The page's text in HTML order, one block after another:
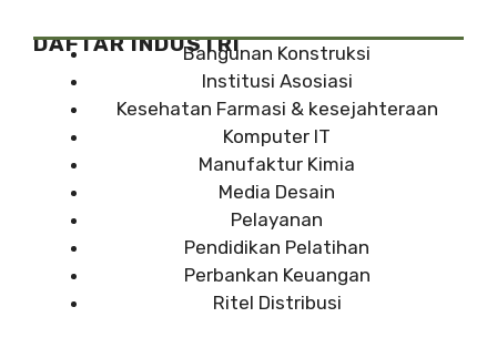
DAFTAR INDUSTRIBangunan Konstruksi
Institusi Asosiasi
Kesehatan Farmasi & kesejahteraan
Komputer IT
Manufaktur Kimia
Media Desain
Pelayanan
Pendidikan Pelatihan
Perbankan Keuangan
Ritel Distribusi